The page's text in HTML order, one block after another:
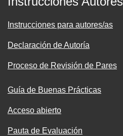
Instrucciones para autores/as
Declaración de Autoría
Proceso de Revisión de Pares
Guía de Buenas Prácticas
Acceso abierto
Pauta de Evaluación